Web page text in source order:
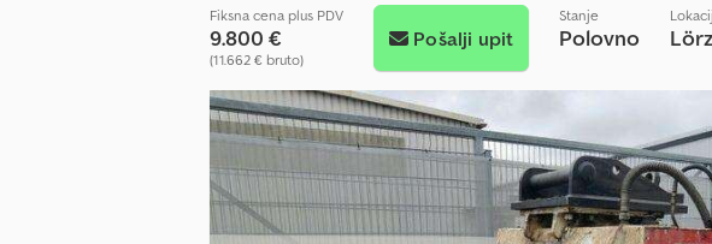
Fiksna cena plus PDV
9.800 €
(11.662 € bruto)
Pošalji upit
Stanje
Polovno